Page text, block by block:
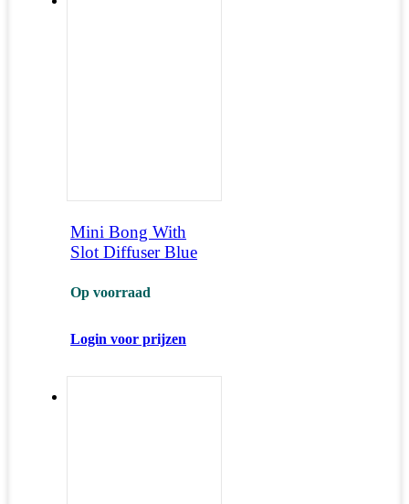
Mini Bong With
Slot Diffuser Blue
Op voorraad
Login voor prijzen